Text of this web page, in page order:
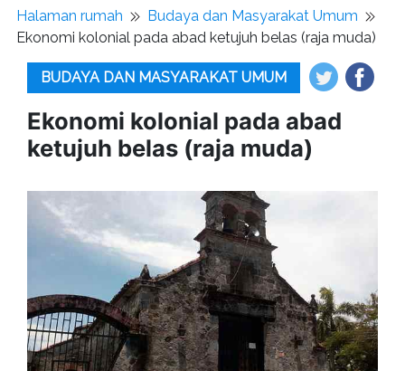
Halaman rumah
Budaya dan Masyarakat Umum
Ekonomi kolonial pada abad ketujuh belas (raja muda)
BUDAYA DAN MASYARAKAT UMUM
Ekonomi kolonial pada abad
ketujuh belas (raja muda)